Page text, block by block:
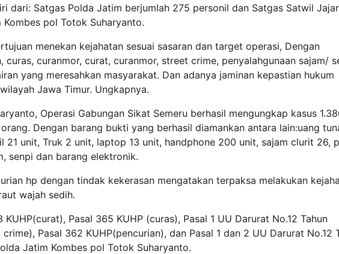
dari: Satgas Polda Jatim berjumlah 275 personil dan Satgas Satwil
pol Totok Suharyanto.
menekan kejahatan sesuai sasaran dan target operasi, Dengan
curanmor, curat, curanmor, street crime, penyalahgunaan sajam/
yang meresahkan masyarakat. Dan adanya jaminan kepastian hukum
Jawa Timur. Ungkapnya.
Operasi Gabungan Sikat Semeru berhasil mengungkap kasus
Dengan barang bukti yang berhasil diamankan antara lain:uang
unit, Truk 2 unit, laptop 13 unit, handphone 200 unit, sajam clurit 26,
senpi dan barang elektronik.
hp dengan tindak kekerasan mengatakan terpaksa melakukan
wajah sedih.
Pasal 365 KUHP (curas), Pasal 1 UU Darurat No.12 Tahun
Pasal 362 KUHP(pencurian), dan Pasal 1 dan 2 UU Darurat No.12
Jatim Kombes pol Totok Suharyanto.